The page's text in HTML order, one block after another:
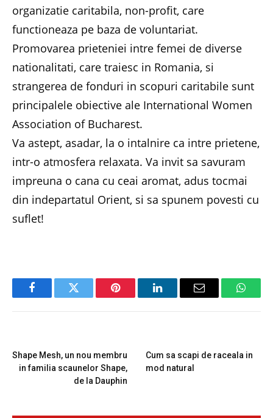
organizatie caritabila, non-profit, care
functioneaza pe baza de voluntariat.
Promovarea prieteniei intre femei de diverse
nationalitati, care traiesc in Romania, si
strangerea de fonduri in scopuri caritabile sunt
principalele obiective ale International Women
Association of Bucharest.
Va astept, asadar, la o intalnire ca intre prietene,
intr-o atmosfera relaxata. Va invit sa savuram
impreuna o cana cu ceai aromat, adus tocmai
din indepartatul Orient, si sa spunem povesti cu
suflet!
FacebookTwitter Pinterest LinkedInEmail
Shape Mesh, un nou membru
in familia scaunelor Shape,
de la Dauphin
Cum sa scapi de raceala in
mod natural